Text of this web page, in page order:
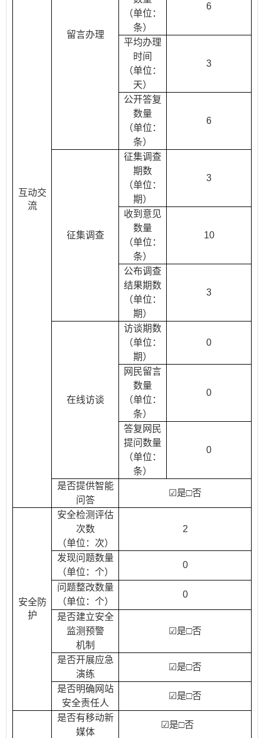
互动交
流
留言办理
（单位：
条）
6
平均办理
时间
（单位：
天）
3
公开答复
数量
（单位：
条）
6
征集调查
征集调查
期数
（单位：
期）
3
收到意见
数量
（单位：
条）
10
公布调查
结果期数
（单位：
期）
3
在线访谈
访谈期数
（单位：
期）
0
网民留言
数量
（单位：
条）
0
答复网民
提问数量
（单位：
条）
0
是否提供智能
问答
☑是□否
安全防
护
安全检测评估
次数
（单位：次）
2
发现问题数量
（单位：个）
0
问题整改数量
（单位：个）
0
是否建立安全
监测预警
机制
☑是□否
是否开展应急
演练
☑是□否
是否明确网站
安全责任人
☑是□否
是否有移动新
媒体
☑是□否